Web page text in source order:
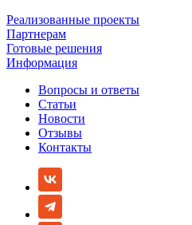
Реализованные проекты
Партнерам
Готовые решения
Информация
Вопросы и ответы
Статьи
Новости
Отзывы
Контакты